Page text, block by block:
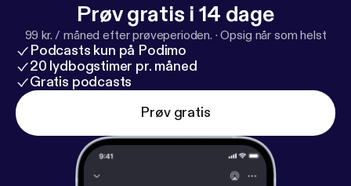
Prøv gratis i 14 dage
99 kr. / måned efter prøveperioden. ·Opsig når som helst
Podcasts kun på Podimo
20 lydbogstimer pr. måned
Gratis podcasts
Prøv gratis